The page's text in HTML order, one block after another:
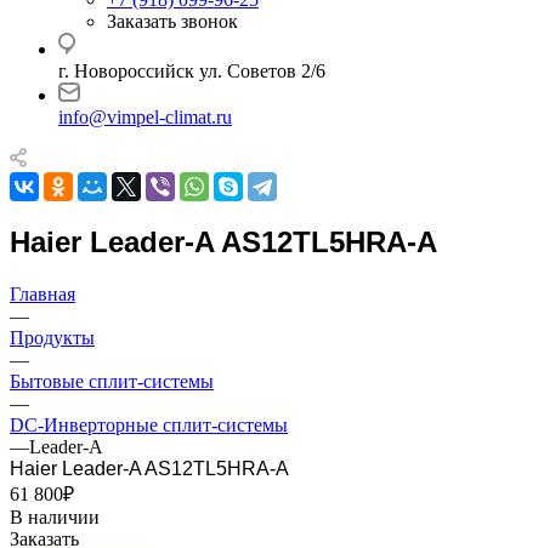
Заказать звонок
г. Новороссийск ул. Советов 2/6
info@vimpel-climat.ru
Haier Leader-A AS12TL5HRA-A
Главная
—
Продукты
—
Бытовые сплит-системы
—
DC-Инверторные сплит-системы
—Leader-A
Haier Leader-A AS12TL5HRA-A
61 800₽
В наличии
Заказать